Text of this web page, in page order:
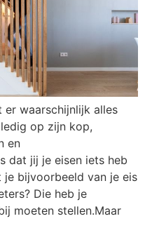
er waarschijnlijk alles
op zijn kop,
en
dat jij je eisen iets heb
je bijvoorbeeld van je eis
Die heb je
moeten stellen.Maar